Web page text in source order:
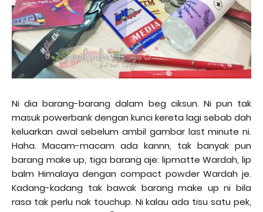
Ni dia barang-barang dalam beg ciksun. Ni pun tak
masuk powerbank dengan kunci kereta lagi sebab dah
keluarkan awal sebelum ambil gambar last minute ni.
Haha. Macam-macam ada kannn, tak banyak pun
barang make up, tiga barang aje: lipmatte Wardah, lip
balm Himalaya dengan compact powder Wardah je.
Kadang-kadang tak bawak barang make up ni bila
rasa tak perlu nak touchup. Ni kalau ada tisu satu pek,